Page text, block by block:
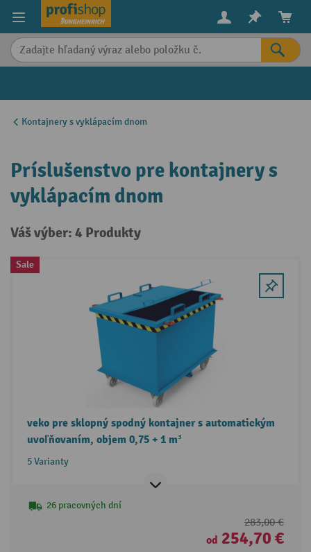
content
Kontajnery s vyklápacím dnom
Príslušenstvo pre kontajnery s
vyklápacím dnom
Váš výber: 4 Produkty
Sale
veko pre sklopný spodný kontajner s automatickým
uvoľňovaním, objem 0,75 + 1 m³
5 Varianty
26 pracovných dní
283,00 €
od 254,70 €